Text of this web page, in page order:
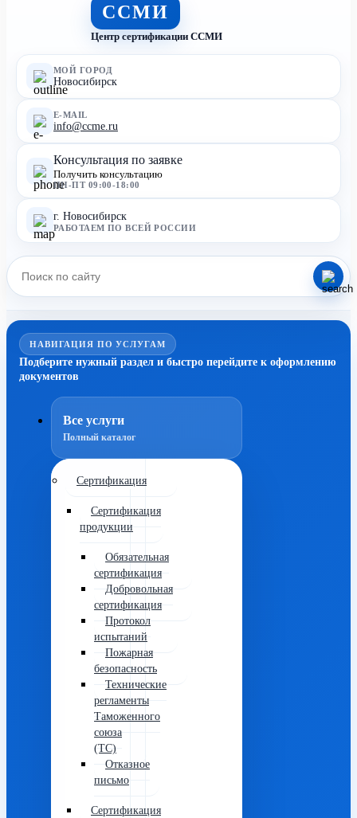
ССМИ
Центр сертификации ССМИ
МОЙ ГОРОД
Новосибирск
E-MAIL
info@ccme.ru
Консультация по заявке
Получить консультацию
ПН-ПТ 09:00-18:00
г. Новосибирск
РАБОТАЕМ ПО ВСЕЙ РОССИИ
НАВИГАЦИЯ ПО УСЛУГАМ
Подберите нужный раздел и быстро перейдите к оформлению
документов
Все услуги
Полный каталог
Сертификация
Сертификация
продукции
Обязательная
сертификация
Добровольная
сертификация
Протокол
испытаний
Пожарная
безопасность
Технические
регламенты
Таможенного
союза
(ТС)
Отказное
письмо
Сертификация